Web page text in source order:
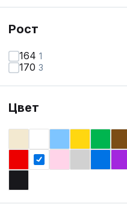
Рост
164 1
170 3
Цвет